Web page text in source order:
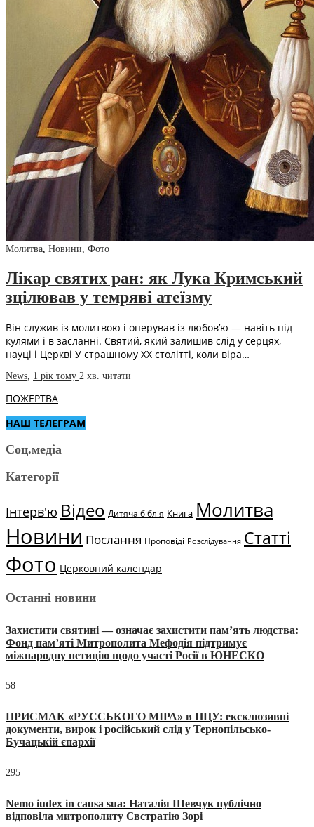
Молитва, Новини, Фото
Лікар святих ран: як Лука Кримський
зцілював у темряві атеїзму
Він служив із молитвою і оперував із любов’ю — навіть під
кулями і в засланні. Святий, який залишив слід у серцях,
науці і Церкві У страшному ХХ столітті, коли віра…
News 1 рік тому 2 хв. читати
ПОЖЕРТВА
НАШ ТЕЛЕГРАМ
Соц.медіа
Категорії
Інтерв'ю Відео Дитяча біблія Книга Молитва
Новини Послання Проповіді Розслідування Статті
Фото Церковний календар
Останні новини
Захистити святині — означає захистити пам’ять людства:
Фонд пам’яті Митрополита Мефодія підтримує
міжнародну петицію щодо участі Росії в ЮНЕСКО
58
ПРИСМАК «РУССЬКОГО МІРА» в ПЦУ: ексклюзивні
документи, вирок і російський слід у Тернопільсько-
Бучацькій єпархії
295
Nemo iudex in causa sua: Наталія Шевчук публічно
відповіла митрополиту Євстратію Зорі